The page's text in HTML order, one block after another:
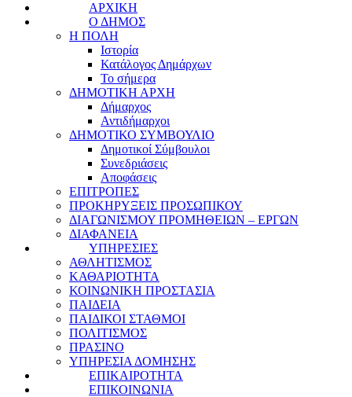
ΑΡΧΙΚΗ
Ο ΔΗΜΟΣ
Η ΠΟΛΗ
Ιστορία
Κατάλογος Δημάρχων
Το σήμερα
ΔΗΜΟΤΙΚΗ ΑΡΧΗ
Δήμαρχος
Αντιδήμαρχοι
ΔΗΜΟΤΙΚΟ ΣΥΜΒΟΥΛΙΟ
Δημοτικοί Σύμβουλοι
Συνεδριάσεις
Αποφάσεις
ΕΠΙΤΡΟΠΕΣ
ΠΡΟΚΗΡΥΞΕΙΣ ΠΡΟΣΩΠΙΚΟΥ
ΔΙΑΓΩΝΙΣΜΟΥ ΠΡΟΜΗΘΕΙΩΝ – ΕΡΓΩΝ
ΔΙΑΦΑΝΕΙΑ
ΥΠΗΡΕΣΙΕΣ
ΑΘΛΗΤΙΣΜΟΣ
ΚΑΘΑΡΙΟΤΗΤΑ
ΚΟΙΝΩΝΙΚΗ ΠΡΟΣΤΑΣΙΑ
ΠΑΙΔΕΙΑ
ΠΑΙΔΙΚΟΙ ΣΤΑΘΜΟΙ
ΠΟΛΙΤΙΣΜΟΣ
ΠΡΑΣΙΝΟ
ΥΠΗΡΕΣΙΑ ΔΟΜΗΣΗΣ
ΕΠΙΚΑΙΡΟΤΗΤΑ
ΕΠΙΚΟΙΝΩΝΙΑ